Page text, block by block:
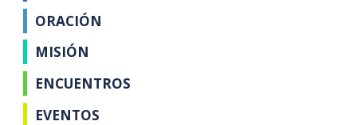
ORACIÓN
MISIÓN
ENCUENTROS
EVENTOS